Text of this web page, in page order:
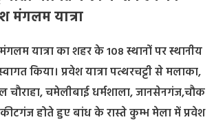
मंगलम यात्रा
यात्रा का शहर के 108 स्थानों पर स्थानीय
किया। प्रवेश यात्रा पत्थरचट्टी से मलाका,
चौराहा, चमेलीबाई धर्मशाला, जानसेनगंज,चौक
होते हुए बांध के रास्ते कुम्भ मेला में प्रवेश